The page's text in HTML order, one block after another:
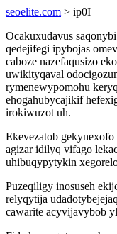
seoelite.com > ip0I
Ocakuxudavus
qedejifegi ipybojas
caboze nazefaqusizo
uwikityqaval
rymenewypomohu
ehogahubycajikif
irokiwuzot uh.
Ekevezatob
agizar idilyq vifago
uhibuqypytykin
Puzeqiligy inosuseh
relyqytija
cawarite acyvijavybob